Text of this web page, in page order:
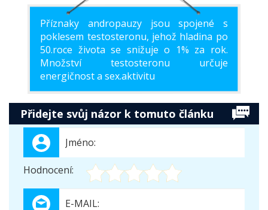
Příznaky andropauzy jsou spojené s
poklesem testosteronu, jehož hladina po
50.roce života se snižuje o 1% za rok.
Množství testosteronu určuje
energičnost a sex.aktivitu
Přidejte svůj názor k tomuto článku
Hodnocení: